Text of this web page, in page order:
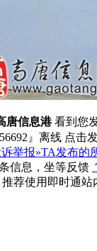
唐信息港看到您
举报»TA发布的
信息，坐等反馈
荐使用即时通站